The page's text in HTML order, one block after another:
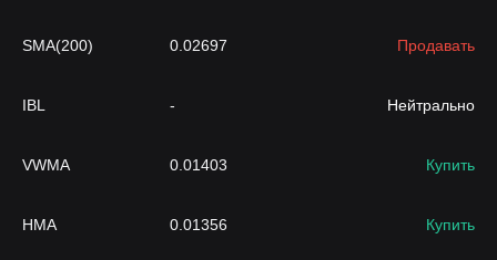
SMA(200) 0.02697 Продавать
IBL - Нейтрально
VWMA 0.01403 Купить
HMA 0.01356 Купить